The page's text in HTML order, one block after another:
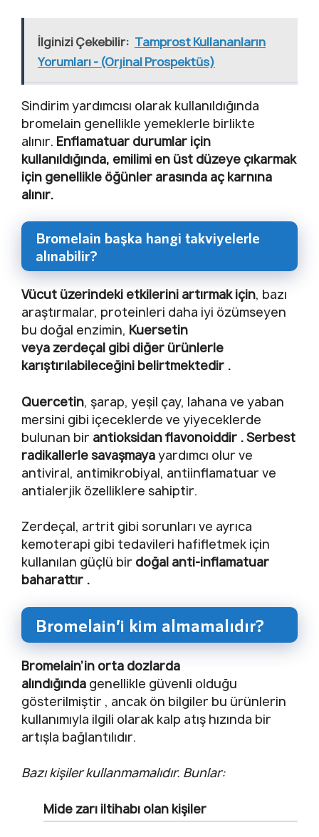
İlginizi Çekebilir: Tamprost Kullananların
Yorumları - (Orjinal Prospektüs)
Sindirim yardımcısı olarak kullanıldığında
bromelain genellikle yemeklerle birlikte
alınır. Enflamatuar durumlar için
kullanıldığında, emilimi en üst düzeye çıkarmak
için genellikle öğünler arasında aç karnına
alınır.
Bromelain başka hangi takviyelerle
alınabilir?
Vücut üzerindeki etkilerini artırmak için, bazı
araştırmalar, proteinleri daha iyi özümseyen
bu doğal enzimin, Kuersetin
veya zerdeçal gibi diğer ürünlerle
karıştırılabileceğini belirtmektedir .
Quercetin, şarap, yeşil çay, lahana ve yaban
mersini gibi içeceklerde ve yiyeceklerde
bulunan bir antioksidan flavonoiddir . Serbest
radikallerle savaşmayayardımcı olur ve
antiviral, antimikrobiyal, antiinflamatuar ve
antialerjik özelliklere sahiptir.
Zerdeçal, artrit gibi sorunları ve ayrıca
kemoterapi gibi tedavileri hafifletmek için
kullanılan güçlü bir doğal anti-inflamatuar
baharattır .
Bromelain’i kim almamalıdır?
Bromelain’in orta dozlarda
alındığında genellikle güvenli olduğu
gösterilmiştir , ancak ön bilgiler bu ürünlerin
kullanımıyla ilgili olarak kalp atış hızında bir
artışla bağlantılıdır.
Bazı kişiler kullanmamalıdır. Bunlar:
Mide zarı iltihabı olan kişiler